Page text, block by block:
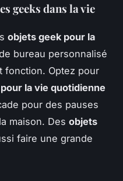
geeks dans la vie
objets geek pour la
bureau personnalisé
fonction. Optez pour
la vie quotidienne
pour des pauses
maison. Des objets
faire une grande